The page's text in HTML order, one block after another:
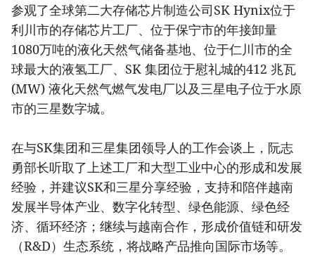
参观了全球第二大存储芯片制造公司SK Hynix位于
利川市的存储芯片工厂、位于保宁市的年接卸量
1080万吨的液化天然气储备基地、位于仁川市的全
球最大的液氢工厂、SK 集团位于慰礼城的412 兆瓦
(MW) 液化天然气燃气发电厂以及三星电子位于水原
市的三星数字城。
在与SK集团和三星集团领导人的工作会谈上，阮志
勇部长听取了上述工厂和大型工业中心的形成和发展
经验，并建议SK和三星分享经验，支持和陪伴越南
发展半导体产业、数字化转型、绿色能源、绿色经
济、循环经济；继续与越南合作，形成价值链和研发
（R&D）生态系统，将战略产品推向国际市场等。